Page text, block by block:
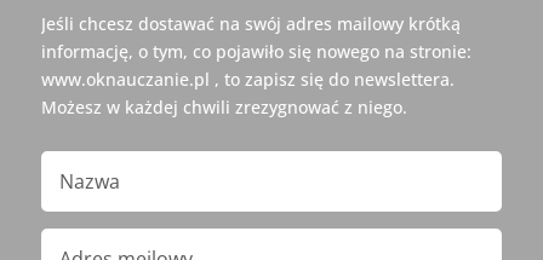
Jeśli chcesz dostawać na swój adres mailowy krótką
informację, o tym, co pojawiło się nowego na stronie:
www.oknauczanie.pl , to zapisz się do newslettera.
Możesz w każdej chwili zrezygnować z niego.